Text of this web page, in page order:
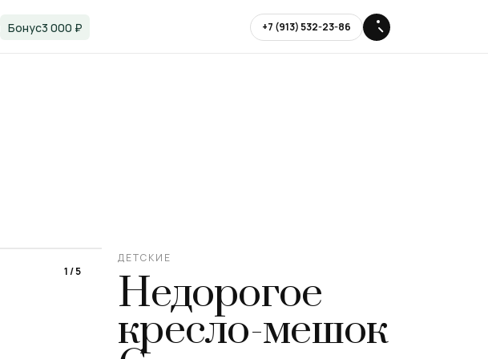
Бонус3 000 ₽ +7 (913) 532-23-86
1/5
ДЕТСКИЕ
Недорогое
кресло-мешок